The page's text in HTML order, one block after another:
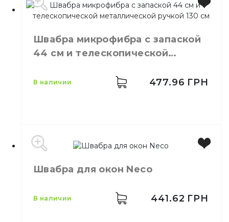
Производитель
Украина
Тип
Телескопическая
Швабра микрофибра с запаской
44 см и телескопической
Цвет
Синий
Ширина
44 см
в наличии 477.96 ГРН
Швабра для окон Neco
в наличии 441.62 ГРН